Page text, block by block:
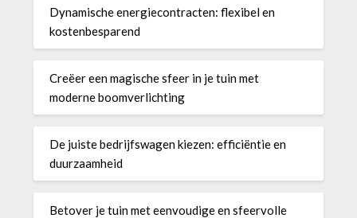
Dynamische energiecontracten: flexibel en
kostenbesparend
Creëer een magische sfeer in je tuin met
moderne boomverlichting
De juiste bedrijfswagen kiezen: efficiëntie en
duurzaamheid
Betover je tuin met eenvoudige en sfeervolle